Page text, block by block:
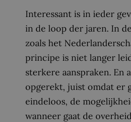
Interessant is in ieder
in de loop der jaren. In
zoals het
principe is niet langer
sterkere aanspraken.
opgerekt, juist omdat er
eindeloos, de
wanneer gaat de